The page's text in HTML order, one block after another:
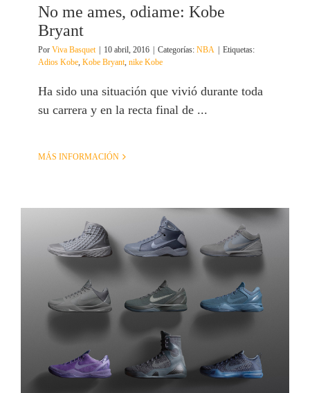
No me ames, odiame: Kobe
Bryant
Por Viva Basquet 10 abril, 2016 Categorías: NBA
Etiquetas:
Adios Kobe, Kobe Bryant, nike Kobe
Ha sido una situación que vivió durante toda
su carrera y en la recta final de ...
MÁS INFORMACIÓN